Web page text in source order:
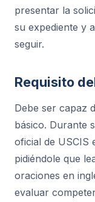
presentar la
su expediente y
seguir.
Requisito
Debe ser capaz
básico. Durante
oficial de USCIS
pidiéndole que
oraciones en
evaluar